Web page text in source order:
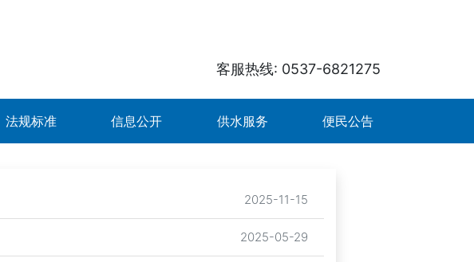
客服热线: 0537-6821275
法规标准 信息公开 供水服务 便民公告
2025-11-15
2025-05-29